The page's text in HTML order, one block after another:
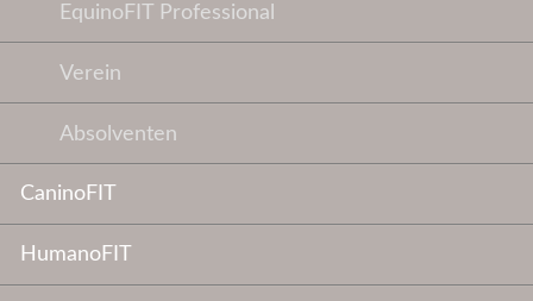
EquinoFIT Professional
Verein
Absolventen
CaninoFIT
HumanoFIT